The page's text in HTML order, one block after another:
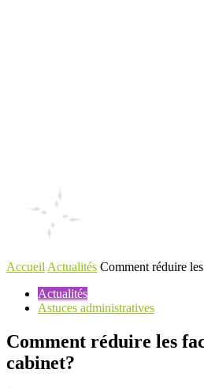
Accueil Actualités Comment réduire
Actualités
Astuces administratives
Comment réduire les
cabinet?